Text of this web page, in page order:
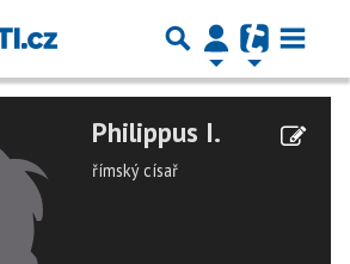
Philippus I.
římský císař